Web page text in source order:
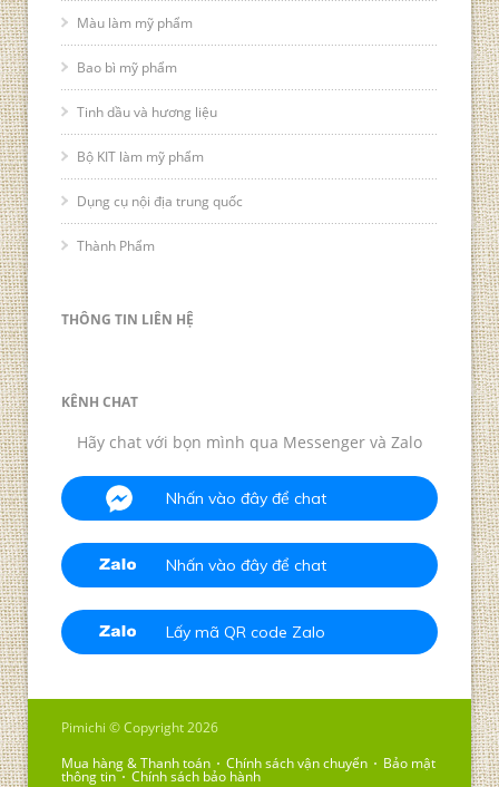
Màu làm mỹ phẩm
Bao bì mỹ phẩm
Tinh dầu và hương liệu
Bộ KIT làm mỹ phẩm
Dụng cụ nội địa trung quốc
Thành Phẩm
THÔNG TIN LIÊN HỆ
KÊNH CHAT
Hãy chat với bọn mình qua Messenger và Zalo
Nhấn vào đây để chat
Nhấn vào đây để chat
Lấy mã QR code Zalo
Pimichi © Copyright 2026
Mua hàng & Thanh toán
Chính sách vận chuyển Bảo mật
thông tin Chính sách bảo hành